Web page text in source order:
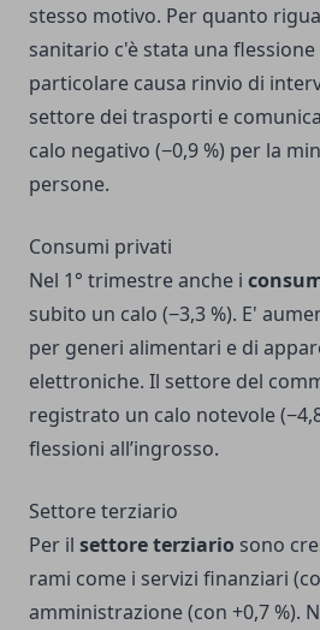
stesso motivo. Per quanto
sanitario c'è stata una flessione
particolare causa rinvio di
settore dei trasporti e
calo negativo (−0,9 %) per la
persone.
Consumi privati
Nel 1° trimestre anche i
subito un calo (−3,3 %). E'
per generi alimentari e di
elettroniche. Il settore del
registrato un calo notevole
flessioni all’ingrosso.
Settore terziario
Per il settore terziario sono
rami come i servizi finanziari
amministrazione (con +0,7 %).